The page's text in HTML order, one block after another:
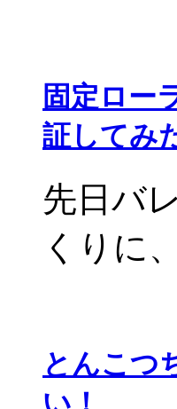
固定ロー
証してみ
先日バ
くりに
とんこつ